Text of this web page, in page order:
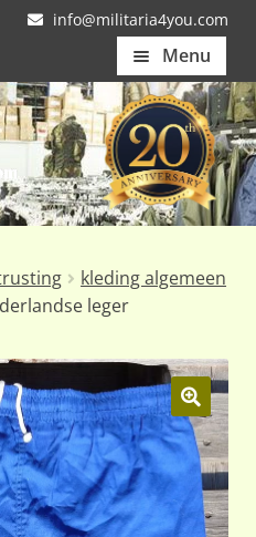
info@militaria4you.com
Menu
kleding algemeen
leger
🔍